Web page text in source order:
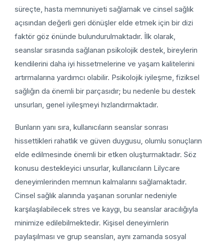
süreçte, hasta memnuniyeti sağlamak ve cinsel sağlık
açısından değerli geri dönüşler elde etmek için bir dizi
faktör göz önünde bulundurulmaktadır. İlk olarak,
seanslar sırasında sağlanan psikolojik destek, bireylerin
kendilerini daha iyi hissetmelerine ve yaşam kalitelerini
artırmalarına yardımcı olabilir. Psikolojik iyileşme, fiziksel
sağlığın da önemli bir parçasıdır; bu nedenle bu destek
unsurları, genel iyileşmeyi hızlandırmaktadır.
Bunların yanı sıra, kullanıcıların seanslar sonrası
hissettikleri rahatlık ve güven duygusu, olumlu sonuçların
elde edilmesinde önemli bir etken oluşturmaktadır. Söz
konusu destekleyici unsurlar, kullanıcıların Lilycare
deneyimlerinden memnun kalmalarını sağlamaktadır.
Cinsel sağlık alanında yaşanan sorunlar nedeniyle
karşılaşılabilecek stres ve kaygı, bu seanslar aracılığıyla
minimize edilebilmektedir. Kişisel deneyimlerin
paylaşılması ve grup seansları, aynı zamanda sosyal